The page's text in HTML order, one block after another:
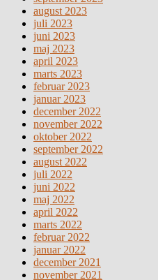
august 2023
juli 2023
juni 2023
maj 2023
april 2023
marts 2023
februar 2023
januar 2023
december 2022
november 2022
oktober 2022
september 2022
august 2022
juli 2022
juni 2022
maj 2022
april 2022
marts 2022
februar 2022
januar 2022
december 2021
november 2021